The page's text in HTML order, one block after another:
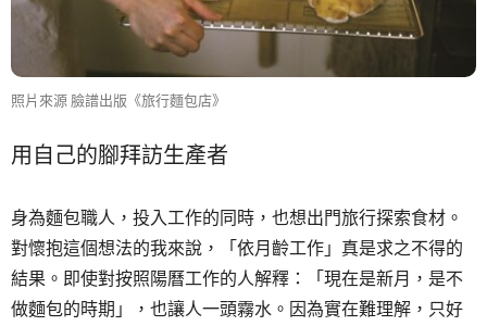
照片來源 臉譜出版《旅行麵包店》
用自己的腳拜訪生產者
身為麵包職人，投入工作的同時，也想出門旅行探索食材。
對懷抱這個想法的我來說，「依月齡工作」真是求之不得的
結果。即使對按照陽曆工作的人解釋：「現在是新月，是不
做麵包的時期」，也讓人一頭霧水。因為實在難理解，只好